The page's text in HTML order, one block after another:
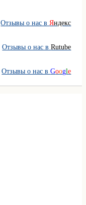
Отзывы о нас вЯндекс
Отзывы о нас вRutube
Отзывы о нас вGoogle